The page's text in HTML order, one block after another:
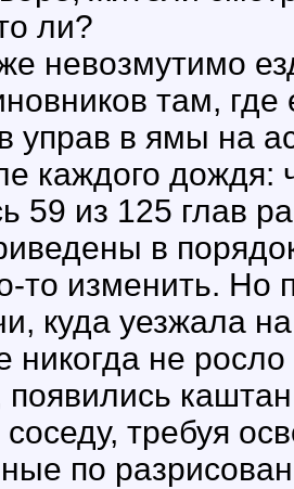
ли?
невозмутимо
там,
управ в ямы на
каждого дождя:
59 из 125 глав
в
то изменить. Но
куда уезжала
никогда не
появились
требуя
по